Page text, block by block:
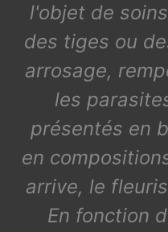
l'objet de
des tiges ou
arrosage,
les
présentés en
en
arrive, le
En fonction